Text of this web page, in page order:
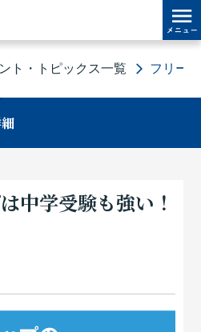
ト・トピックス一覧 フリー
中学受験も強い！